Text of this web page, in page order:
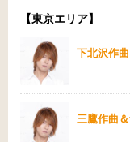
【東京エリア】
下北沢作
三鷹作曲